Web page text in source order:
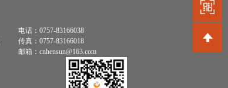
电话：0757-83166038
传真：0757-83166018
邮箱：cnhensun@163.com